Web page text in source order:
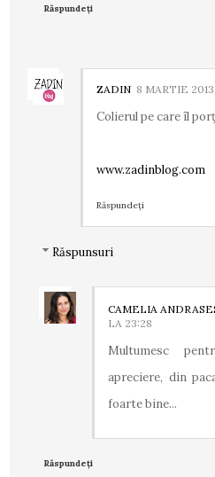
Răspundeți
ZADIN 8 MARTIE
Colierul pe care îl
www.zadinblog.com
Răspundeți
Răspunsuri
CAMELIA
LA 23:28
Multumesc
apreciere, din
foarte bine...
Răspundeți